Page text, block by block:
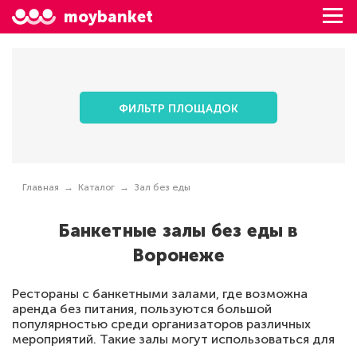
moybanket
ФИЛЬТР ПЛОЩАДОК
Главная Каталог Зал без еды
Банкетные залы без еды в
Воронеже
Рестораны с банкетными залами, где возможна
аренда без питания, пользуются большой
популярностью среди организаторов различных
мероприятий. Такие залы могут использоваться для